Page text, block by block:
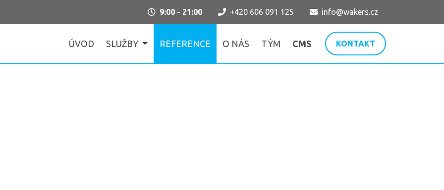
9:00 - 21:00 +420 606 091 125 info@wakers.cz
ÚVOD SLUŽBY REFERENCE O NÁS TÝM CMS KONTAKT